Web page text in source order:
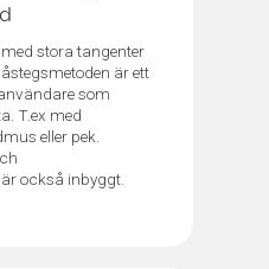
stora tangenter
är ett
som
T.ex med
eller pek.
också inbyggt.